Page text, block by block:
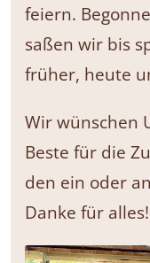
feiern.
saßen wir bis
früher, heute
Wir wünschen
Beste für die
den ein oder
Danke für alles!